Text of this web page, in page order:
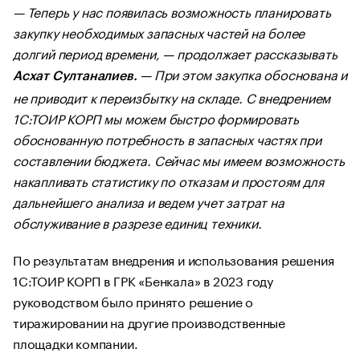
— Теперь у нас появилась возможность планировать
закупку необходимых запасных частей на более
долгий период времени, — продолжает рассказывать
Асхат Султаналиев. — При этом закупка обоснована и
не приводит к переизбытку на складе. С внедрением
1С:ТОИР КОРП мы можем быстро формировать
обоснованную потребность в запасных частях при
составлении бюджета. Сейчас мы имеем возможность
накапливать статистику по отказам и простоям для
дальнейшего анализа и ведем учет затрат на
обслуживание в разрезе единиц техники.
По результатам внедрения и использования решения
1С:ТОИР КОРП в ГРК «Бенкала» в 2023 году
руководством было принято решение о
тиражировании на другие производственные
площадки компании.